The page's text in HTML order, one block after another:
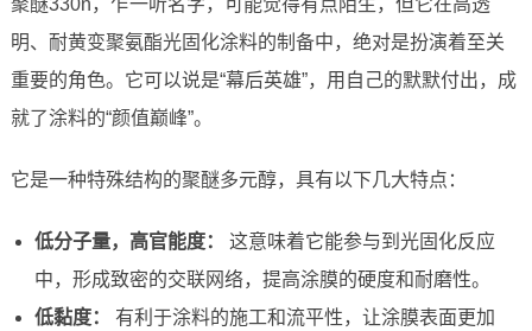
聚醚330n，乍一听名字，可能觉得有点陌生，但它在高透
明、耐黄变聚氨酯光固化涂料的制备中，绝对是扮演着至关
重要的角色。它可以说是“幕后英雄”，用自己的默默付出，成
就了涂料的“颜值巅峰”。
它是一种特殊结构的聚醚多元醇，具有以下几大特点：
低分子量，高官能度：
这意味着它能参与到光固化反应
中，形成致密的交联网络，提高涂膜的硬度和耐磨性。
低黏度：
有利于涂料的施工和流平性，让涂膜表面更加